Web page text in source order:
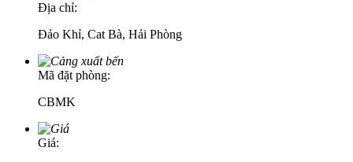
Địa chỉ:
Đảo Khỉ, Cat Bà, Hải Phòng
Mã đặt phòng:
CBMK
Giá: